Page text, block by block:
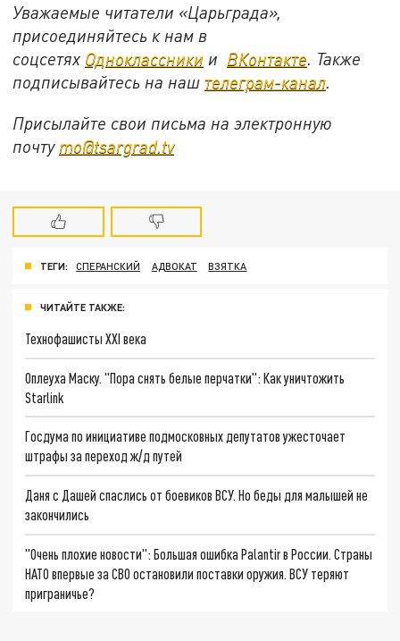
Уважаемые читатели «Царьграда»,
присоединяйтесь к нам в
соцсетях Одноклассники и ВКонтакте. Также
подписывайтесь на наш телеграм-канал.
Присылайте свои письма на электронную
почту mo@tsargrad.tv
ТЕГИ: СПЕРАНСКИЙ АДВОКАТ ВЗЯТКА
ЧИТАЙТЕ ТАКЖЕ:
Технофашисты XXI века
Оплеуха Маску. "Пора снять белые перчатки": Как уничтожить
Starlink
Госдума по инициативе подмосковных депутатов ужесточает
штрафы за переход ж/д путей
Даня с Дашей спаслись от боевиков ВСУ. Но беды для малышей не
закончились
"Очень плохие новости": Большая ошибка Palantir в России. Страны
НАТО впервые за СВО остановили поставки оружия. ВСУ теряют
приграничье?